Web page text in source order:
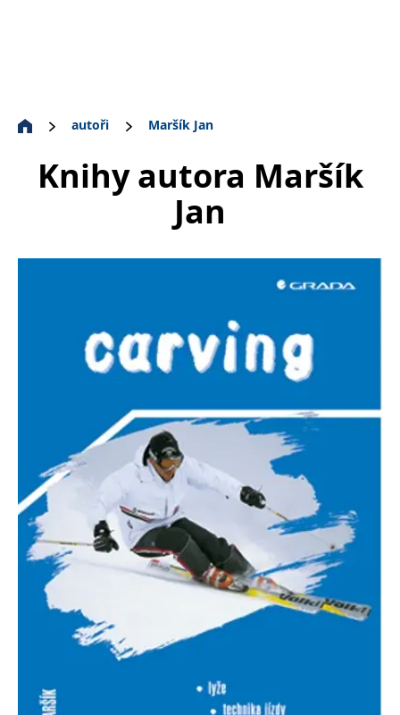
autoři Maršík Jan
Knihy autora Maršík
Jan